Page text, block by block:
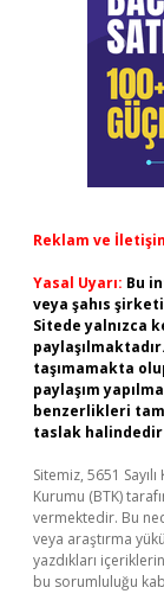
Reklam ve
Yasal Uyarı: Bu
veya şahıs
Sitede yalnızca
taşımamakta
paylaşım
benzerlikleri
taslak
Sitemiz, 5651
Kurumu (BTK)
vermektedir. Bu
veya araştırma
yazdıkları
bu sorumluluğu